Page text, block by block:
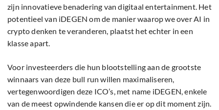
zijn innovatieve benadering van digitaal entertainment. Het
potentieel van iDEGEN om de manier waarop we over AI in
crypto denken te veranderen, plaatst het echter in een
klasse apart.
Voor investeerders die hun blootstelling aan de grootste
winnaars van deze bull run willen maximaliseren,
vertegenwoordigen deze ICO’s, met name iDEGEN, enkele
van de meest opwindende kansen die er op dit moment zijn.